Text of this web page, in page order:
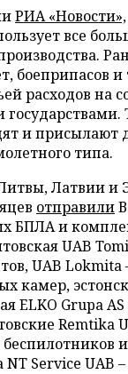
РИА «Новости»,
все
боеприпасов
расходов на
и присылают
типа.
Латвии и
отправили
БПЛА и
UAB
UAB Lokmita
камер,
ELKO Grupa
Remtika
Service UAB